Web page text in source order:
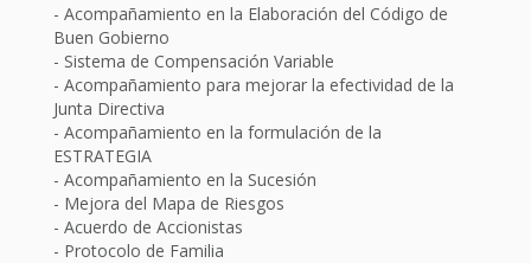
Acompañamiento en la Elaboración del Código de
Buen Gobierno
Sistema de Compensación Variable
Acompañamiento para mejorar la efectividad de la
Junta Directiva
Acompañamiento en la formulación de la
ESTRATEGIA
Acompañamiento en la Sucesión
Mejora del Mapa de Riesgos
Acuerdo de Accionistas
Protocolo de Familia